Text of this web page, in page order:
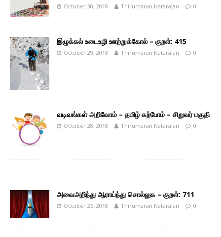
October 30, 2018 Thirumaran Natarajan 0
இழுக்கல் உடைஉழி ஊற்றுக்கோல் – குறள்: 415
October 29, 2018 Thirumaran Natarajan 0
வடிவங்கள் அறிவோம் – தமிழ் கற்போம் – சிறுவர் பகுதி
October 28, 2018 Thirumaran Natarajan 0
அவைஅறிந்து ஆராய்ந்து சொல்லுக – குறள்: 711
October 26, 2018 Thirumaran Natarajan 0